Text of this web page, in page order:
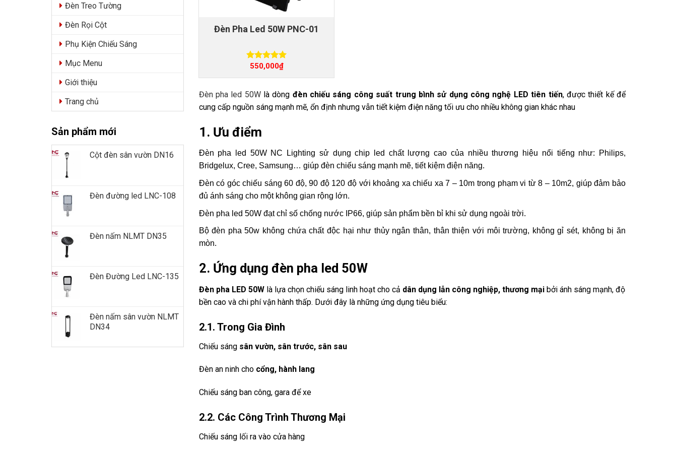
Đèn Treo Tường
Đèn Rọi Cột
Phụ Kiện Chiếu Sáng
Mục Menu
Giới thiệu
Trang chủ
Sản phẩm mới
Cột đèn sân vườn DN16
Đèn đường led LNC-108
Đèn nấm NLMT DN35
Đèn Đường Led LNC-135
Đèn nấm sân vườn NLMT
DN34
Đèn Pha Led 50W PNC-01
Được xếp
550,000₫
Đèn pha led 50Wlà dòng đèn chiếu sáng công suất trung bình sử dụng công nghệ LED tiên tiến, được thiết kế để
cung cấp nguồn sáng mạnh mẽ, ổn định nhưng vẫn tiết kiệm điện năng tối ưu cho nhiều không gian khác nhau
1. Ưu điểm
Đèn pha led 50W NC Lighting sử dụng chip led chất lượng cao của nhiều thương hiệu nổi tiếng như: Philips,
Bridgelux, Cree, Samsung… giúp đèn chiếu sáng mạnh mẽ, tiết kiệm điện năng.
Đèn có góc chiếu sáng 60 độ, 90 độ 120 độ với khoảng xa chiếu xa 7 – 10m trong phạm vi từ 8 – 10m2, giúp đảm bảo
đủ ánh sáng cho một không gian rộng lớn.
Đèn pha led 50W đạt chỉ số chống nước IP66, giúp sản phẩm bền bỉ khi sử dụng ngoài trời.
Bộ đèn pha 50w không chứa chất độc hại như thủy ngân thân, thân thiện với môi trường, không gỉ sét, không bị ăn
mòn.
2. Ứng dụng đèn pha led 50W
Đèn pha LED 50Wlà lựa chọn chiếu sáng linh hoạt cho cả dân dụng lẫn công nghiệp, thương mạibởi ánh sáng mạnh, độ
bền cao và chi phí vận hành thấp. Dưới đây là những ứng dụng tiêu biểu:
2.1. Trong Gia Đình
Chiếu sáng sân vườn, sân trước, sân sau
Đèn an ninh cho cổng, hành lang
Chiếu sáng ban công, gara để xe
2.2. Các Công Trình Thương Mại
Chiếu sáng lối ra vào cửa hàng